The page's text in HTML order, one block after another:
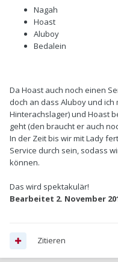
Nagah
Hoast
Aluboy
Bedalein
Da Hoast auch noch einen
doch an dass Aluboy und
Hinterachslager) und Hoast
geht (den braucht er auch
In der Zeit bis wir mit Lady
Service durch sein, sodass
können.
Das wird spektakulär!
Bearbeitet 2. November
Zitieren